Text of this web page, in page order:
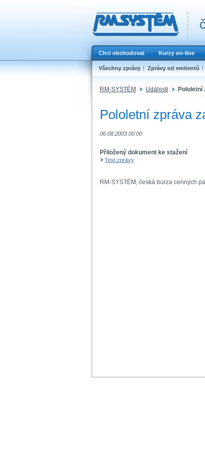
Chci obchodovat Kurzy on-line
Všechny zprávy Zprávy od emitentů
RM-SYSTÉM Události Pololetní
Pololetní zpráva
06.08.2003 00:00
Přiložený dokument ke stažení
Text zprávy
RM-SYSTÉM, česká burza cenných